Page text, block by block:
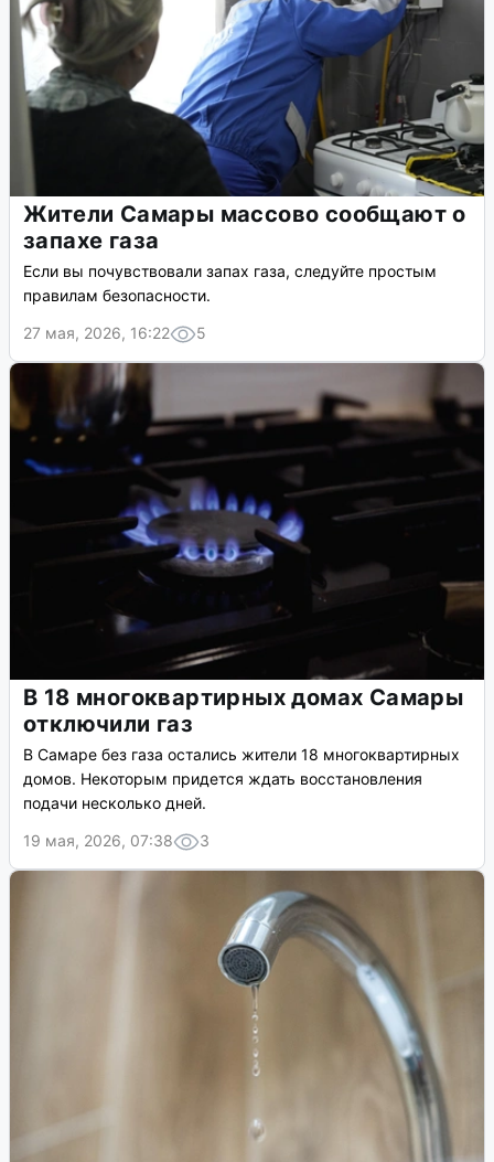
Жители Самары массово сообщают о
запахе газа
Если вы почувствовали запах газа, следуйте простым
правилам безопасности.
27 мая, 2026, 16:22
5
В 18 многоквартирных домах Самары
отключили газ
В Самаре без газа остались жители 18 многоквартирных
домов. Некоторым придется ждать восстановления
подачи несколько дней.
19 мая, 2026, 07:38
3